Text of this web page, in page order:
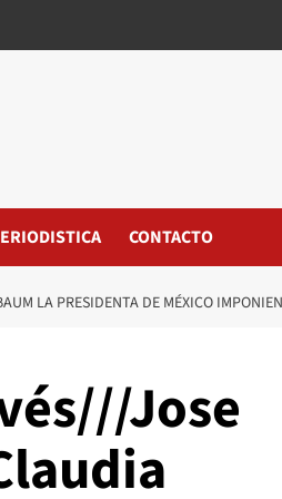
CONTACTO
LA PRESIDENTA DE MÉXICO
Jose